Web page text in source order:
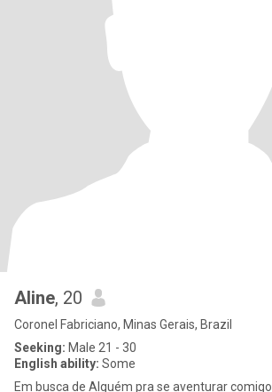
Aline, 20
Coronel Fabriciano, Minas Gerais, Brazil
Seeking: Male 21 - 30
English ability: Some
Em busca de Alguém pra se aventurar comigo